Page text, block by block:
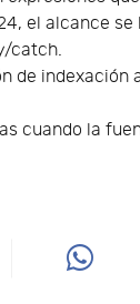
el alcance
catch.
de indexación
cuando la